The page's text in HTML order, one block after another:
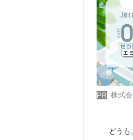
PR 株式
どうも